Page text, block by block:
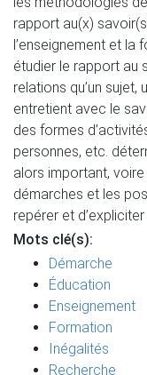
rapport au(x)
l’enseignement et la
étudier le rapport au
relations qu’un
entretient avec le
des formes
personnes, etc.
alors important,
démarches et les
repérer et
Mots clé(s):
Démarche
Éducation
Enseignement
Formation
Inégalités
Recherche